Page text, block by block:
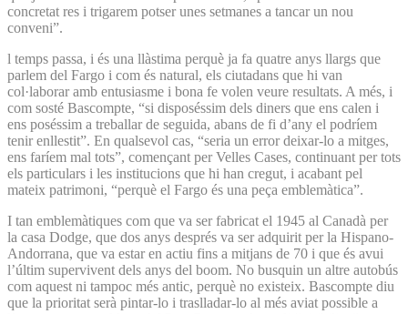
concretat res i trigarem potser unes setmanes a tancar un nou
conveni”.
l temps passa, i és una llàstima perquè ja fa quatre anys llargs que
parlem del Fargo i com és natural, els ciutadans que hi van
col·laborar amb entusiasme i bona fe volen veure resultats. A més, i
com sosté Bascompte, “si disposéssim dels diners que ens calen i
ens poséssim a treballar de seguida, abans de fi d’any el podríem
tenir enllestit”. En qualsevol cas, “seria un error deixar-lo a mitges,
ens faríem mal tots”, començant per Velles Cases, continuant per tots
els particulars i les institucions que hi han cregut, i acabant pel
mateix patrimoni, “perquè el Fargo és una peça emblemàtica”.
I tan emblemàtiques com que va ser fabricat el 1945 al Canadà per
la casa Dodge, que dos anys després va ser adquirit per la Hispano-
Andorrana, que va estar en actiu fins a mitjans de 70 i que és avui
l’últim supervivent dels anys del boom. No busquin un altre autobús
com aquest ni tampoc més antic, perquè no existeix. Bascompte diu
que la prioritat serà pintar-lo i traslladar-lo al més aviat possible a